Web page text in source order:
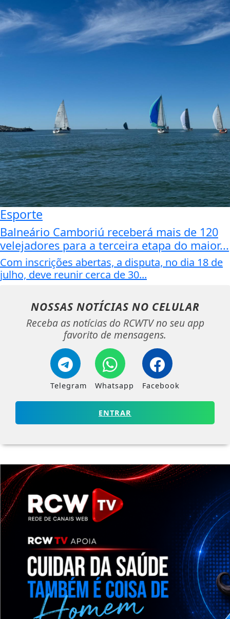
Esporte
Balneário Camboriú receberá mais de 120
velejadores para a terceira etapa do maior...
Com inscrições abertas, a disputa, no dia 18 de
julho, deve reunir cerca de 30...
NOSSAS NOTÍCIAS NO CELULAR
Receba as notícias do RCWTV no seu app
favorito de mensagens.
Telegram Whatsapp Facebook
ENTRAR